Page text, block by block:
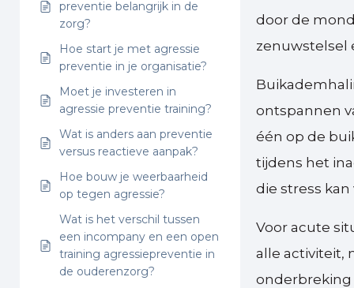
preventie belangrijk in de
zorg?
Hoe start je met agressie
preventie in je organisatie?
Moet je investeren in
agressie preventie training?
Wat is anders aan preventie
versus reactieve aanpak?
Hoe bouw je weerbaarheid
op tegen agressie?
Wat is het verschil tussen
een incompany en een open
training agressiepreventie in
de ouderenzorg?
door de
zenuwstelsel
ontspannen
één op de
tijdens het
die stress
Voor acute
alle activiteit,
onderbreking